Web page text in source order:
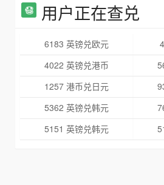
用户正在查兑
6183 英镑兑欧元
4022 英镑兑港币
1257 港币兑日元
5362 英镑兑韩元
5151 英镑兑韩元